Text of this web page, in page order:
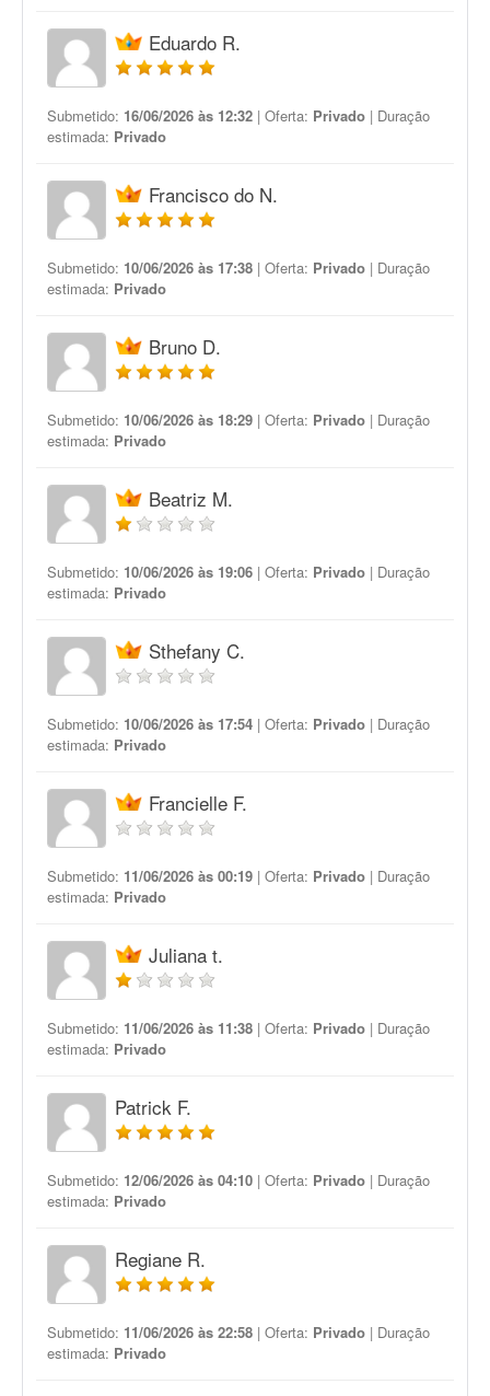
Eduardo R.
Submetido: 16/06/2026 às 12:32 | Oferta: Privado | Duração
estimada: Privado
Francisco do N.
Submetido: 10/06/2026 às 17:38 | Oferta: Privado | Duração
estimada: Privado
Bruno D.
Submetido: 10/06/2026 às 18:29 | Oferta: Privado | Duração
estimada: Privado
Beatriz M.
Submetido: 10/06/2026 às 19:06 | Oferta: Privado | Duração
estimada: Privado
Sthefany C.
Submetido: 10/06/2026 às 17:54 | Oferta: Privado | Duração
estimada: Privado
Francielle F.
Submetido: 11/06/2026 às 00:19 | Oferta: Privado | Duração
estimada: Privado
Juliana t.
Submetido: 11/06/2026 às 11:38 | Oferta: Privado | Duração
estimada: Privado
Patrick F.
Submetido: 12/06/2026 às 04:10 | Oferta: Privado | Duração
estimada: Privado
Regiane R.
Submetido: 11/06/2026 às 22:58 | Oferta: Privado | Duração
estimada: Privado